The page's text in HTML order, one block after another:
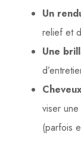
Un
relief et
Une
viser
(parfois